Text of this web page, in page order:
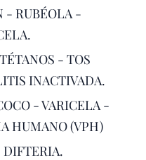
- RUBÉOLA -
- TOS
INACTIVADA.
- VARICELA -
HUMANO (VPH)